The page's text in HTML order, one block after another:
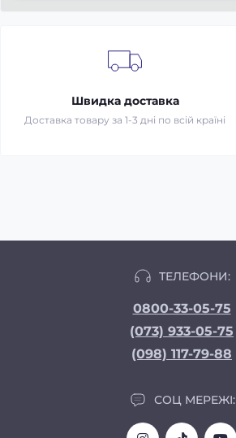
Швидка доставка
Доставка товару за 1-3 дні по всій країні
ТЕЛЕФОНИ:
0800-33-05-75
(073) 933-05-75
(098) 117-79-88
СОЦ МЕРЕЖІ: